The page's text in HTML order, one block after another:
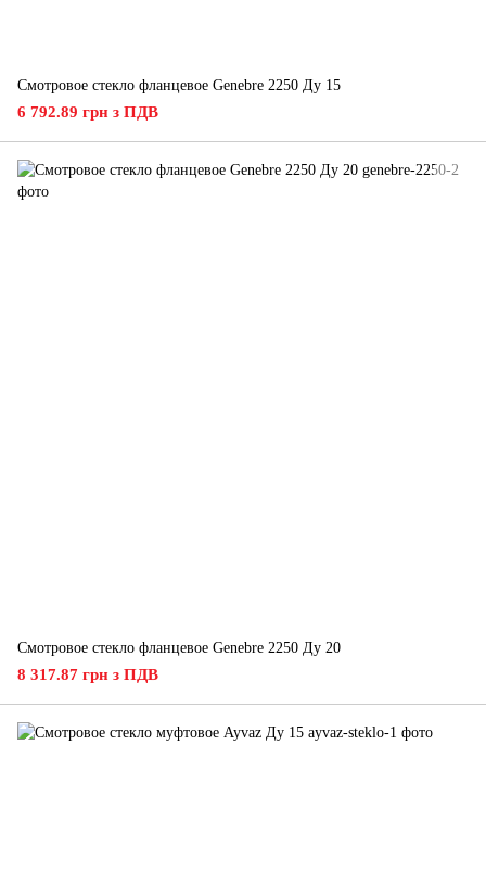
Смотровое стекло фланцевое Genebre 2250 Ду 15
6 792.89 грн з ПДВ
Смотровое стекло фланцевое Genebre 2250 Ду 20
8 317.87 грн з ПДВ